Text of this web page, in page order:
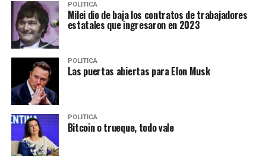
POLITICA
Milei dio de baja los contratos de trabajadores
estatales que ingresaron en 2023
POLITICA
Las puertas abiertas para Elon Musk
POLITICA
Bitcoin o trueque, todo vale